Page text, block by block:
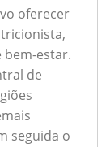
oferecer
bem-estar.
de
seguida o